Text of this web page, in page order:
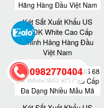
Két Sắt Xuất Khẩu US
68 DK White Cao Cấp
Chính Hãng Hàng Đầu
Việt Nam
0982770404